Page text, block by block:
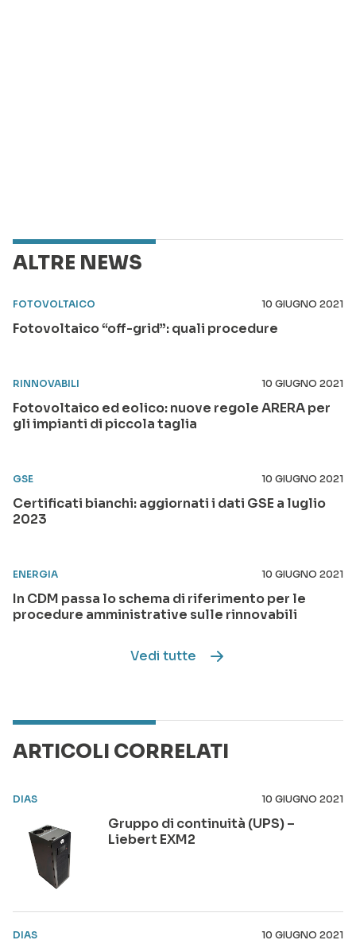
ALTRE NEWS
FOTOVOLTAICO 10 GIUGNO 2021
Fotovoltaico “off-grid”: quali procedure
RINNOVABILI 10 GIUGNO 2021
Fotovoltaico ed eolico: nuove regole ARERA per
gli impianti di piccola taglia
GSE 10 GIUGNO 2021
Certificati bianchi: aggiornati i dati GSE a luglio
2023
ENERGIA 10 GIUGNO 2021
In CDM passa lo schema di riferimento per le
procedure amministrative sulle rinnovabili
Vedi tutte
ARTICOLI CORRELATI
DIAS 10 GIUGNO 2021
Gruppo di continuità (UPS) –
Liebert EXM2
DIAS 10 GIUGNO 2021